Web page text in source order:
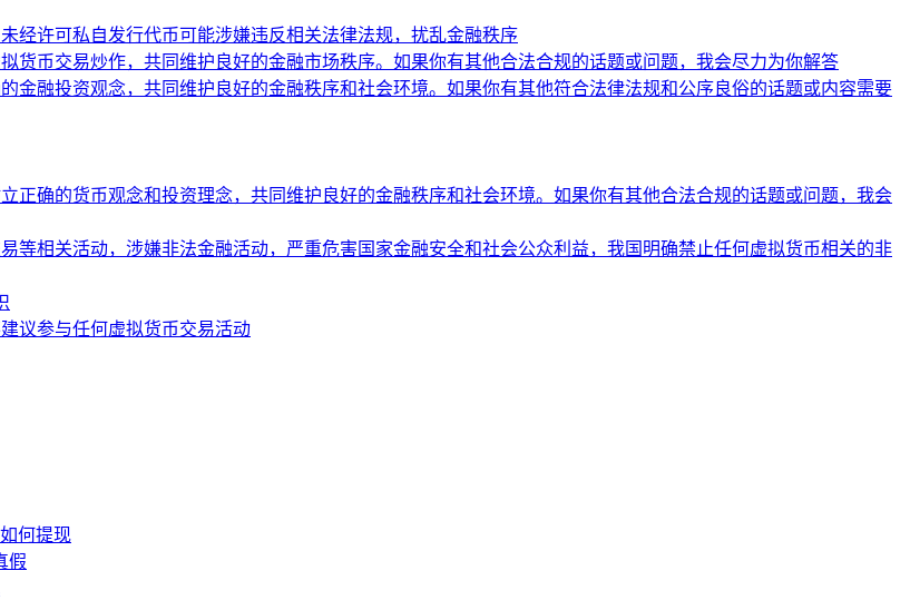
经许可私自发行代币可能涉嫌违反相关法律法规，扰乱金融秩序
货币交易炒作，共同维护良好的金融市场秩序。如果你有其他合法合规的话题或问题，我会尽力为你解答
金融投资观念，共同维护良好的金融秩序和社会环境。如果你有其他符合法律法规和公序良俗的话题或内容需要
正确的货币观念和投资理念，共同维护良好的金融秩序和社会环境。如果你有其他合法合规的话题或问题，我会
等相关活动，涉嫌非法金融活动，严重危害国家金融安全和社会公众利益，我国明确禁止任何虚拟货币相关的非
议参与任何虚拟货币交易活动
何提现
假